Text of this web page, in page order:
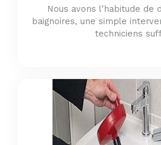
Nous avons l’habitude de
baignoires, une simple
techniciens